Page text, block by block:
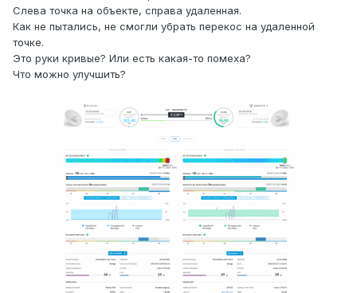
Слева точка на объекте, справа удаленная.
Как не пытались, не смогли убрать перекос на удаленной
точке.
Это руки кривые? Или есть какая-то помеха?
Что можно улучшить?